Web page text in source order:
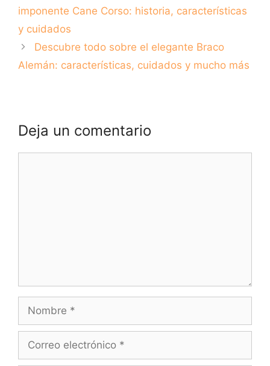
imponente Cane Corso: historia, características
y cuidados
Descubre todo sobre el elegante Braco
Alemán: características, cuidados y mucho más
Deja un comentario